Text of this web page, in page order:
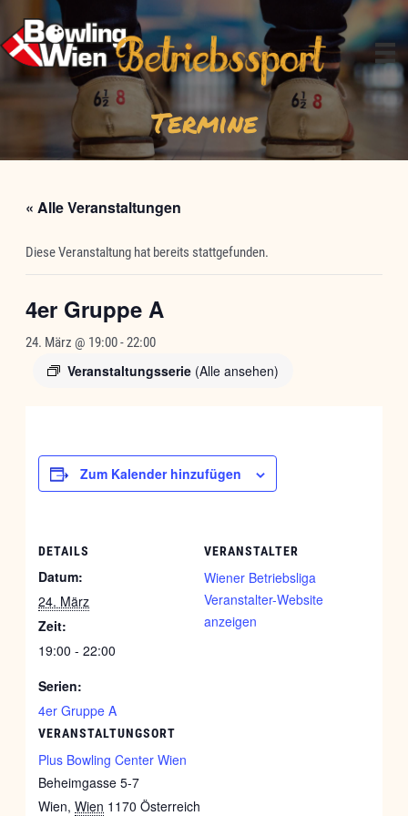
Inhalt
springen
Termine
« Alle Veranstaltungen
Diese Veranstaltung hat bereits stattgefunden.
4er Gruppe A
24. März @ 19:00-22:00
Veranstaltungsserie (Alle ansehen)
Zum Kalender hinzufügen
DETAILS
Datum:
24. März
Zeit:
19:00 - 22:00
Serien:
4er Gruppe A
VERANSTALTUNGSORT
Plus Bowling Center Wien
Beheimgasse 5-7
Wien, Wien 1170 Österreich
VERANSTALTER
Wiener Betriebsliga
Veranstalter-Website
anzeigen